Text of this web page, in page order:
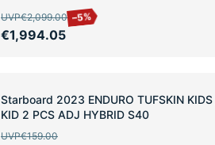
UVP€2,099.00 –5%
€1,994.05
SALE
Starboard 2023 ENDURO TUFSKIN
KID 2 PCS ADJ HYBRID S40
UVP€159.00